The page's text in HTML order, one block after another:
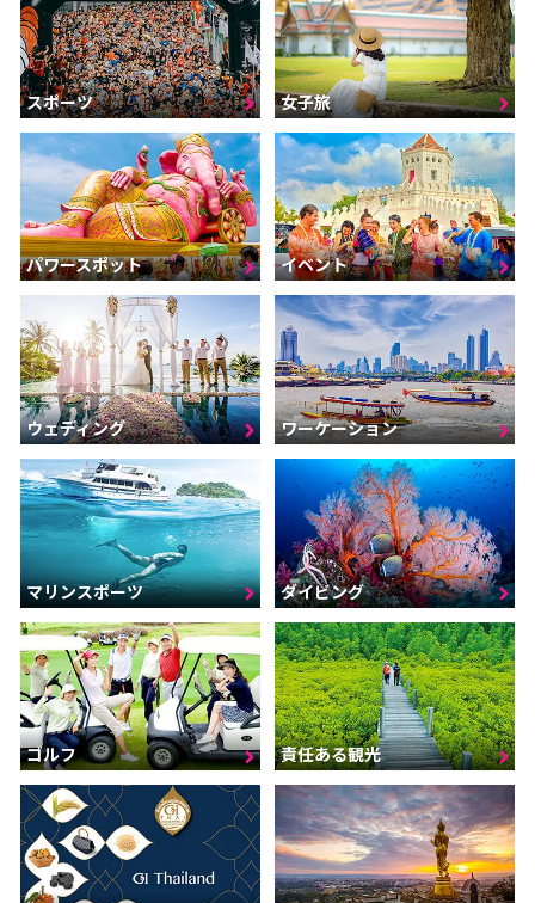
スポーツ 女子旅
パワースポット イベント
ウェディング ワーケーション
マリンスポーツ ダイビング
ゴルフ 責任ある観光